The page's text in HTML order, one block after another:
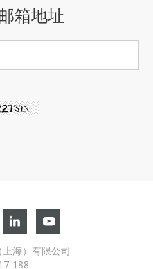
箱地址
海）有限公司
188